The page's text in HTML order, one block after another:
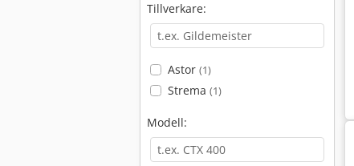
Tillverkare:
Astor (1)
Strema (1)
Modell: